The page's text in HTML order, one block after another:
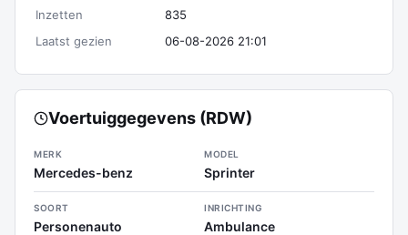
Inzetten
835
Laatst gezien
06-08-2026 21:01
Voertuiggegevens (RDW)
MERK
Mercedes-benz
MODEL
Sprinter
SOORT
Personenauto
INRICHTING
Ambulance